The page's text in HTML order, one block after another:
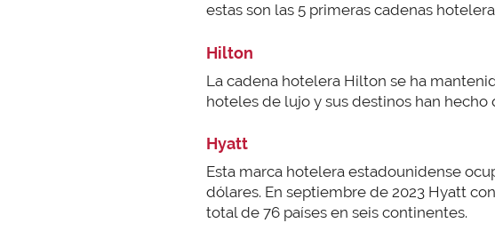
estas son las 5 primeras cadenas
Hilton
La cadena hotelera Hilton se ha
hoteles de lujo y sus destinos han
Hyatt
Esta marca hotelera estadounidense
dólares. En septiembre de 2023 Hyatt
total de 76 países en seis continentes.